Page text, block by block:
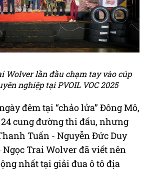
Wolver lần đầu chạm tay vào cúp
nghiệp tại PVOIL VOC 2025
đêm tại “chảo lửa” Đông Mô,
cung đường thi đấu, nhưng
Tuấn - Nguyễn Đức Duy
Ngọc Trai Wolver đã viết nên
nhất tại giải đua ô tô địa